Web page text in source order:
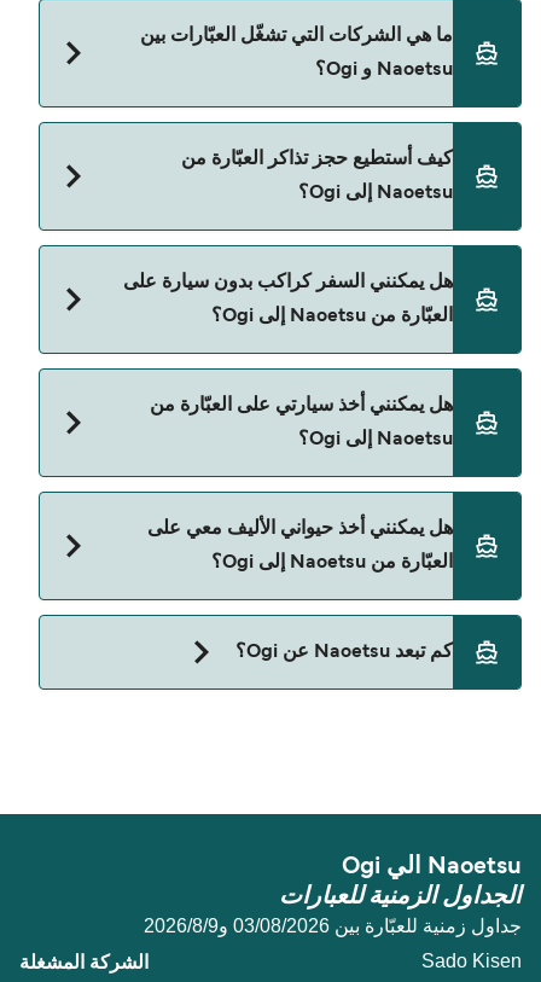
المباشرة باستخدام Direct Ferries Deal Finder.
الموسم. متوسط سعر الرحلة هو 736٫18 ر.ق.‏SAR. السعر
لا يشمل رسوم الحجز.
ما هي الشركات التي تشغّل العبّارات بين
Naoetsu و Ogi؟
إلى Ogi.
كيف أستطيع حجز تذاكر العبّارة من
Naoetsu إلى Ogi؟
صفحة العروض لمعرفة أحدث التخفيضات.
هل يمكنني السفر كراكب بدون سيارة على
العبّارة من Naoetsu إلى Ogi؟
Ogi مع:
هل يمكنني أخذ سيارتي على العبّارة من
Naoetsu إلى Ogi؟
إلى Ogi مع:
هل يمكنني أخذ حيواني الأليف معي على
العبّارة من Naoetsu إلى Ogi؟
حالياً لا يُسمح باصطحاب الحيوانات على العبّارة بين
Naoetsu و Ogi.
كم تبعد Naoetsu عن Ogi؟
Naoetsu الي Ogi
الجداول الزمنية للعبارات
جداول زمنية للعبّارة بين 03/08/2026 و9‏/8‏/2026
Sado Kisen